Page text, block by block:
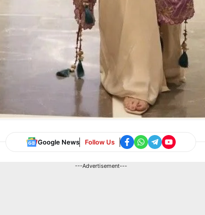
Google News Follow Us
---Advertisement---